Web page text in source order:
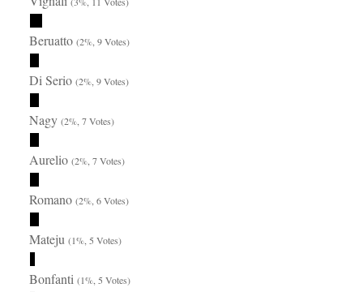
Beruatto(2%, 9 Votes)
Di Serio(2%, 9 Votes)
Nagy(2%, 7 Votes)
Aurelio(2%, 7 Votes)
Romano(2%, 6 Votes)
Mateju(1%, 5 Votes)
Bonfanti(1%, 5 Votes)